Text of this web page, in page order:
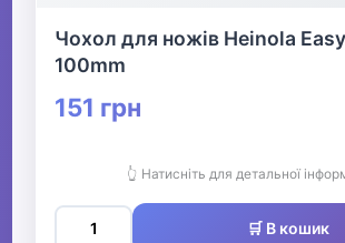
Чохол для ножів Heinola
100mm
151 грн
👆 Натисніть для детальної
🛒 В кошик